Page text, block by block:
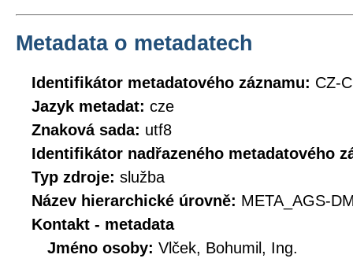
Metadata o metadatech
Identifikátor metadatového záznamu: CZ-
Jazyk metadat: cze
Znaková sada: utf8
Identifikátor nadřazeného metadatového
Typ zdroje: služba
Název hierarchické úrovně: META_AGS-
Kontakt - metadata
Jméno osoby: Vlček, Bohumil, Ing.